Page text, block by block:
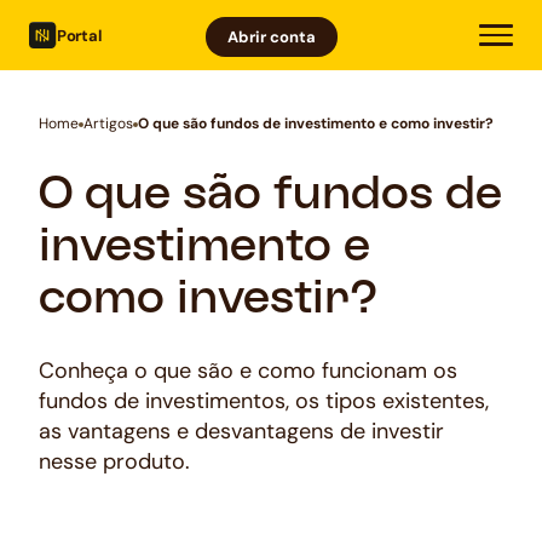
Portal Abrir conta
Home Artigos O que são fundos de investimento e como investir?
O que são fundos de
investimento e
como investir?
Conheça o que são e como funcionam os
fundos de investimentos, os tipos existentes,
as vantagens e desvantagens de investir
nesse produto.